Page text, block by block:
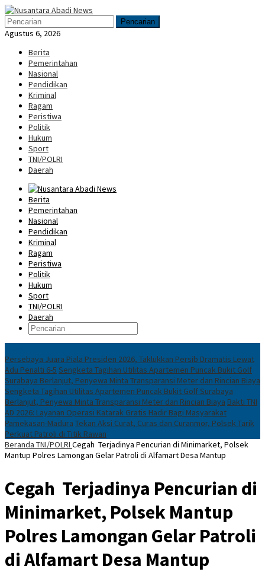
Loncat
ke
konten
Menu
Mobile
Pencarian
Agustus 6, 2026
Berita
Pemerintahan
Nasional
Pendidikan
Kriminal
Ragam
Peristiwa
Politik
Hukum
Sport
TNI/POLRI
Daerah
Berita
Pemerintahan
Nasional
Pendidikan
Kriminal
Ragam
Peristiwa
Politik
Hukum
Sport
TNI/POLRI
Daerah
Persebaya Juara Piala Presiden 2026, Taklukkan Persib Dramatis Lewat
Adu Penalti 6-5 Sengketa Tagihan Utilitas Apartemen Puncak Bukit Golf
Surabaya Berlanjut, Penyewa Minta Transparansi Meter dan Rincian Biaya
Sengketa Tagihan Utilitas Apartemen Puncak Bukit Golf Surabaya
Berlanjut, Penyewa Minta Transparansi Meter dan Rincian Biaya Bakti TNI
AD 2026: Layanan Operasi Katarak Gratis Hadir Bagi Masyarakat
Pamekasan-Madura Tekan Aksi Curat, Curas dan Curanmor, Polsek Tarik
Perkuat Patroli di Titik Rawan
Beranda TNI/POLRI Cegah Terjadinya Pencurian di Minimarket, Polsek
Mantup Polres Lamongan Gelar Patroli di Alfamart Desa Mantup
Cegah Terjadinya Pencurian di
Minimarket, Polsek Mantup
Polres Lamongan Gelar Patroli
di Alfamart Desa Mantup